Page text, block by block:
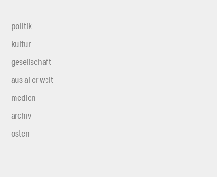
politik
kultur
gesellschaft
aus aller welt
medien
archiv
osten